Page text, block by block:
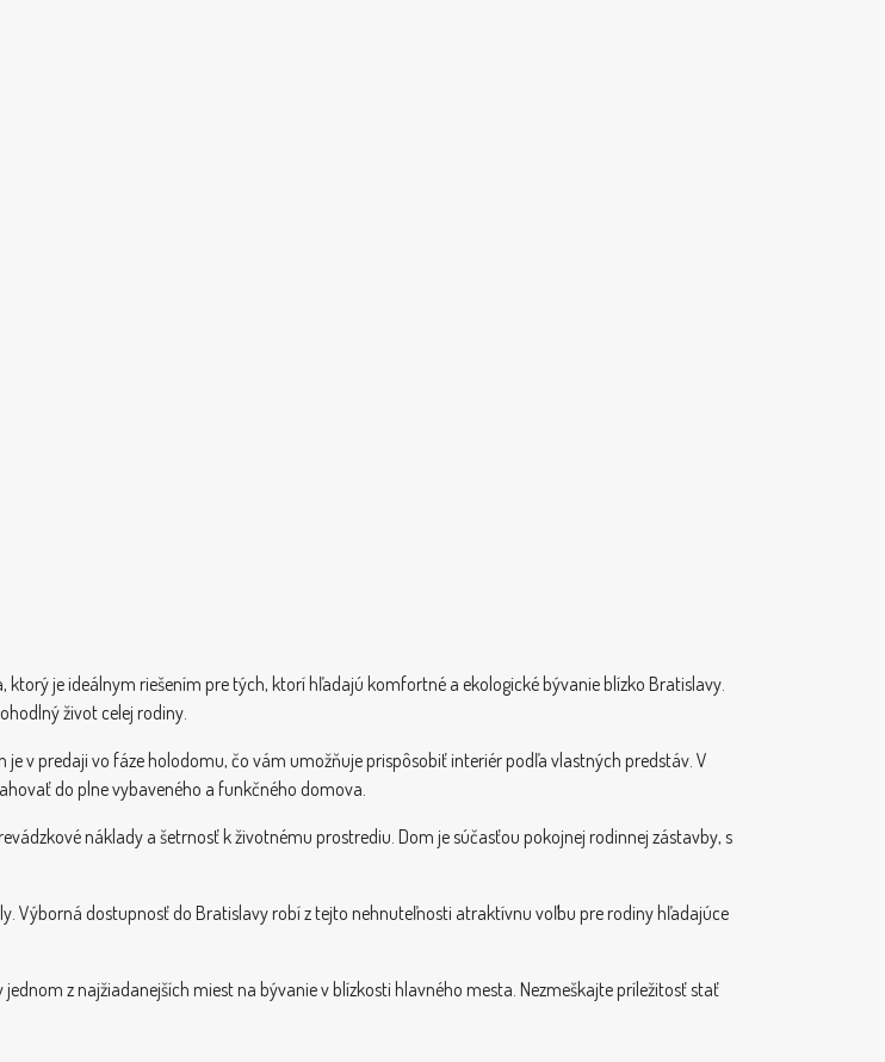
je ideálnym riešením pre tých, ktorí hľadajú komfortné a ekologické bývanie blízko Bratislavy.
život celej rodiny.
v predaji vo fáze holodomu, čo vám umožňuje prispôsobiť interiér podľa vlastných predstáv. V
do plne vybaveného a funkčného domova.
náklady a šetrnosť k životnému prostrediu. Dom je súčasťou pokojnej rodinnej zástavby, s
Výborná dostupnosť do Bratislavy robí z tejto nehnuteľnosti atraktívnu voľbu pre rodiny hľadajúce
z najžiadanejších miest na bývanie v blízkosti hlavného mesta. Nezmeškajte príležitosť stať